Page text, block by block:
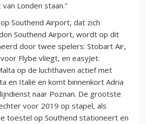
Londen staan.”
Southend Airport, dat zich
Southend Airport, wordt op dit
door twee spelers: Stobart Air,
Flybe vliegt, en easyJet.
op de luchthaven actief met
en Italië en komt binnenkort Adria
naar Poznan. De grootste
voor 2019 op stapel, als
toestel op Southend stationeert en